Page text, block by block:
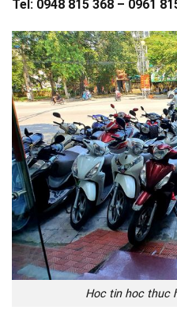
Tel: 0948 815 368 – 0961
Hoc tin hoc thuc